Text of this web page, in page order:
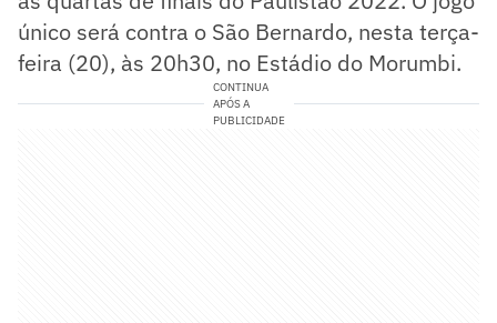
único será contra o São Bernardo, nesta terça-
feira (20), às 20h30, no Estádio do Morumbi.
CONTINUA
APÓS A
PUBLICIDADE